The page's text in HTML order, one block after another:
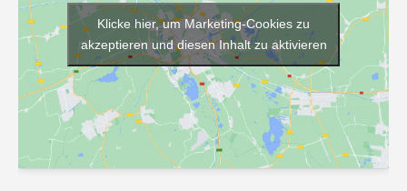
Klicke hier, um Marketing-Cookies zu
akzeptieren und diesen Inhalt zu aktivieren